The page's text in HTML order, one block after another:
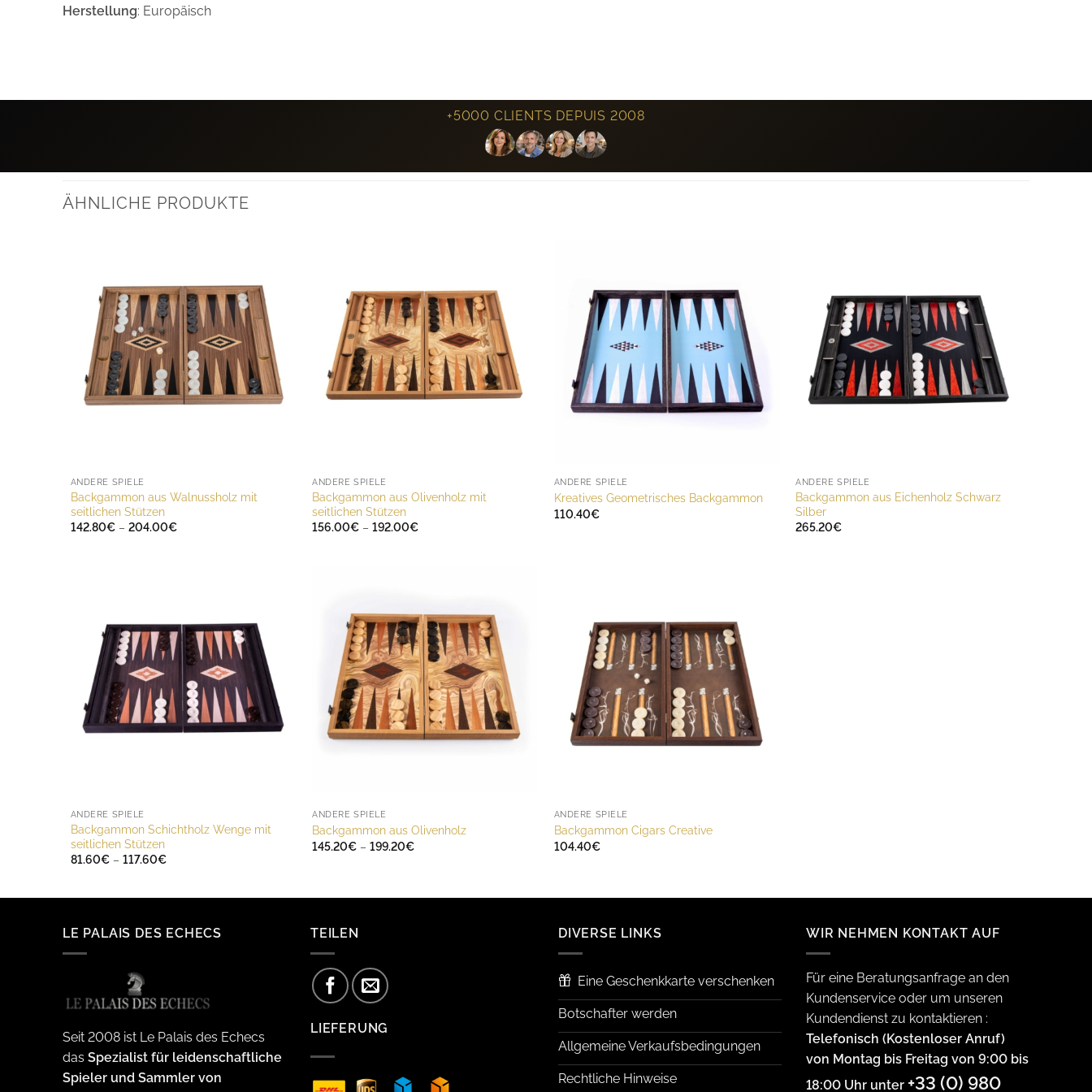
Herstellung: Europäisch
+5000 CLIENTS DEPUIS 2008
ÄHNLICHE PRODUKTE
ANDERE SPIELE
Backgammon aus Walnussholz mit
seitlichen Stützen
142.80€ – 204.00€Preisspanne:
ANDERE SPIELE
Backgammon aus Olivenholz mit
seitlichen Stützen
156.00€ –192.00€Preisspanne:
ANDERE SPIELE
Kreatives Geometrisches Backgammon
110.40€
ANDERE SPIELE
Backgammon aus Eichenholz Schwarz
Silber
265.20€
ANDERE SPIELE
Backgammon Schichtholz Wenge mit
seitlichen Stützen
81.60€ – 117.60€Preisspanne:
ANDERE SPIELE
Backgammon aus Olivenholz
145.20€ –199.20€Preisspanne:
ANDERE SPIELE
Backgammon Cigars Creative
104.40€
LE PALAIS DES ECHECS
Seit 2008 ist Le Palais des Echecs
das Spezialist für leidenschaftliche
Spieler und Sammler von
TEILEN
LIEFERUNG
DIVERSE LINKS
Eine Geschenkkarte verschenken
Botschafter werden
Allgemeine Verkaufsbedingungen
Rechtliche Hinweise
WIR NEHMEN KONTAKT AUF
Für eine Beratungsanfrage an den
Kundenservice oder um unseren
Kundendienst zu kontaktieren :
Telefonisch (Kostenloser Anruf)
von Montag bis Freitag von 9:00 bis
18:00 Uhr unter +33 (0) 980